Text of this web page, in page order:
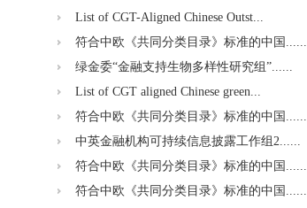
List of CGT-Aligned Chinese Outst...
符合中欧《共同分类目录》标准的中国......
绿金委“金融支持生物多样性研究组”......
List of CGT aligned Chinese green...
符合中欧《共同分类目录》标准的中国......
中英金融机构可持续信息披露工作组2......
符合中欧《共同分类目录》标准的中国......
符合中欧《共同分类目录》标准的中国......